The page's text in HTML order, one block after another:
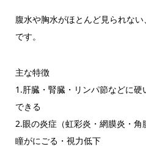
腹水や胸水がほとんど見られな
です。
主な特徴
1.肝臓・腎臓・リンパ節などに
できる
2.眼の炎症（虹彩炎・網膜炎・
瞳がにごる・視力低下